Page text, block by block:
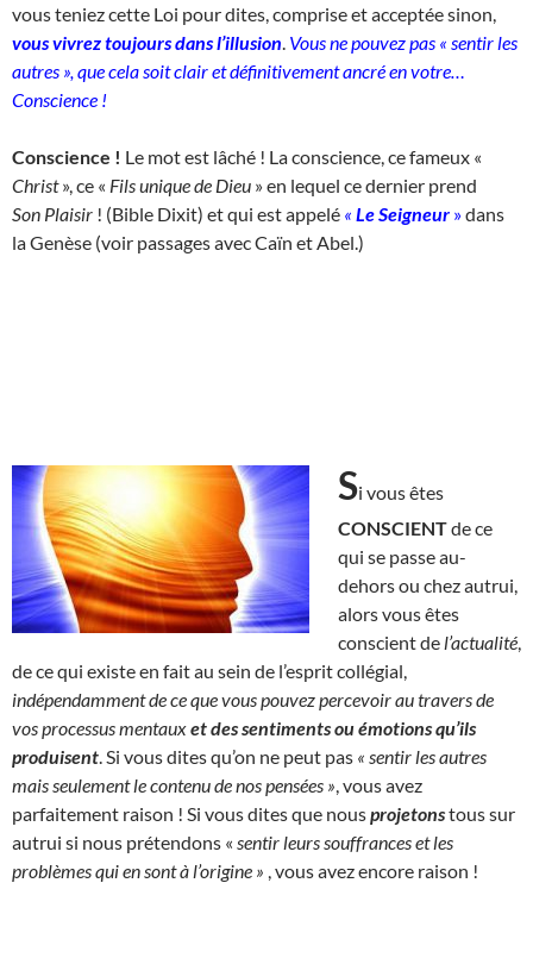
vous teniez cette Loi pour dites, comprise et acceptée sinon,
vous vivrez toujours dans l’illusion Vous ne pouvez pas « sentir les
autres », que cela soit clair et définitivement ancré en votre…
Conscience !
Conscience ! Le mot est lâché ! La conscience, ce fameux «
Christ», ce « Fils unique de Dieu » en lequel ce dernier prend
Son Plaisir ! (Bible Dixit) et qui est appelé « Le Seigneur »dans
la Genèse (voir passages avec Caïn et Abel.)
Si vous êtes
CONSCIENTde ce
qui se passe au-
dehors ou chez autrui,
alors vous êtes
conscient de l’actualité
de ce qui existe en fait au sein de l’esprit collégial,
indépendamment de ce que vous pouvez percevoir au travers de
vos processus mentauxet des sentiments ou émotions qu’ils
produisent . Si vous dites qu’on ne peut pas « sentir les autres
mais seulement le contenu de nos pensées » , vous avez
parfaitement raison ! Si vous dites que nousprojetonstous sur
autrui si nous prétendons « sentir leurs souffrances et les
problèmes qui en sont à l’origine » , vous avez encore raison !